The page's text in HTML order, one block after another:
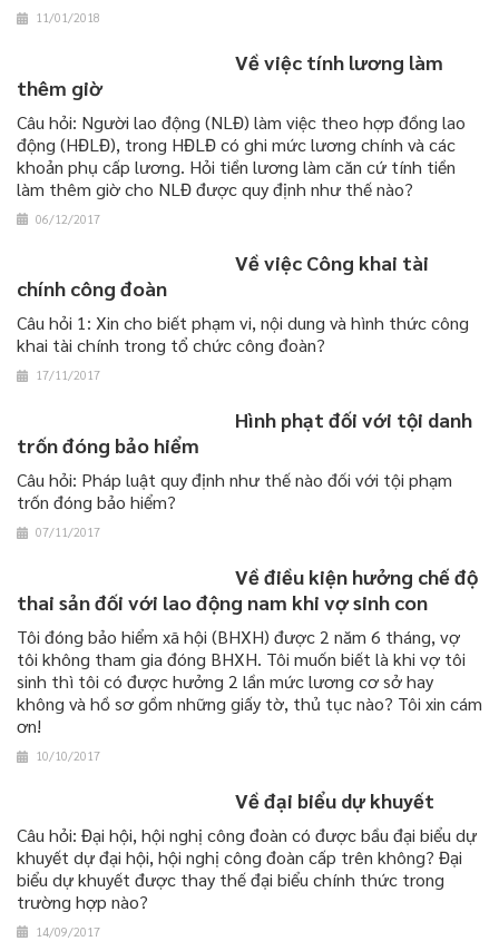
11/01/2018
Về việc tính lương làm
thêm giờ
Câu hỏi: Người lao động (NLĐ) làm việc theo hợp đồng lao
động (HĐLĐ), trong HĐLĐ có ghi mức lương chính và các
khoản phụ cấp lương. Hỏi tiền lương làm căn cứ tính tiền
làm thêm giờ cho NLĐ được quy định như thế nào?
06/12/2017
Về việc Công khai tài
chính công đoàn
Câu hỏi 1: Xin cho biết phạm vi, nội dung và hình thức công
khai tài chính trong tổ chức công đoàn?
17/11/2017
Hình phạt đối với tội danh
trốn đóng bảo hiểm
Câu hỏi: Pháp luật quy định như thế nào đối với tội phạm
trốn đóng bảo hiểm?
07/11/2017
Về điều kiện hưởng chế độ
thai sản đối với lao động nam khi vợ sinh con
Tôi đóng bảo hiểm xã hội (BHXH) được 2 năm 6 tháng, vợ
tôi không tham gia đóng BHXH. Tôi muốn biết là khi vợ tôi
sinh thì tôi có được hưởng 2 lần mức lương cơ sở hay
không và hồ sơ gồm những giấy tờ, thủ tục nào? Tôi xin cám
ơn!
10/10/2017
Về đại biểu dự khuyết
Câu hỏi: Đại hội, hội nghị công đoàn có được bầu đại biểu dự
khuyết dự đại hội, hội nghị công đoàn cấp trên không? Đại
biểu dự khuyết được thay thế đại biểu chính thức trong
trường hợp nào?
14/09/2017